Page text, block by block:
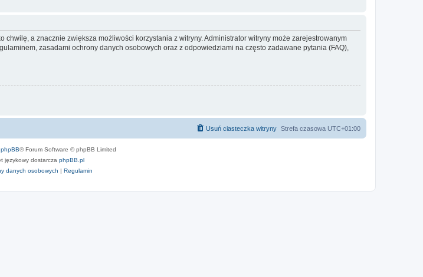
a znacznie zwiększa możliwości korzystania z witryny. Administrator witryny może zarejestrowanym
zasadami ochrony danych osobowych oraz z odpowiedziami na często zadawane pytania (FAQ),
Strefa czasowa UTC+01:00
Usuń ciasteczka witryny
phpBB® Forum Software © phpBB Limited
językowy dostarcza phpBB.pl
danych osobowych | Regulamin